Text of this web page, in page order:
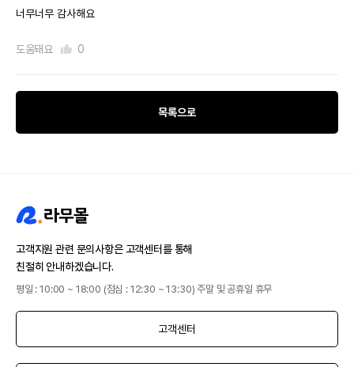
너무너무 감사해요
도움돼요 0
목록으로
고객지원 관련 문의사항은 고객센터를 통해
친절히 안내하겠습니다.
평일 : 10:00 ~ 18:00 (점심 : 12:30 ~ 13:30) 주말 및 공휴일 휴무
고객센터